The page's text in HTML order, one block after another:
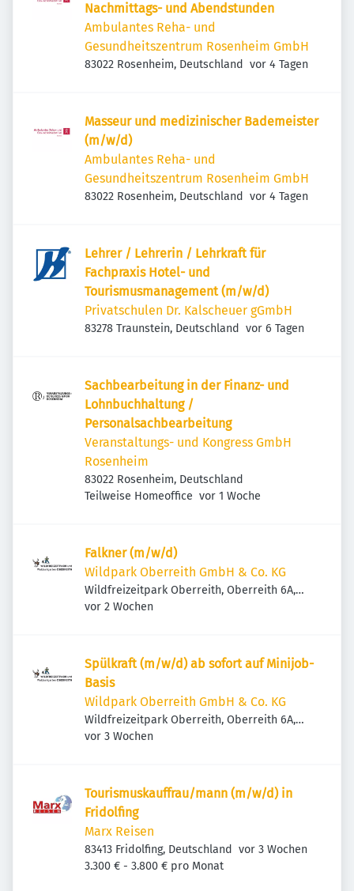
Nachmittags- und Abendstunden
Ambulantes Reha- und
Gesundheitszentrum Rosenheim GmbH
83022 Rosenheim, Deutschland Veröffentlicht
vor 4 Tagen
Masseur und medizinischer Bademeister
(m/w/d)
Ambulantes Reha- und
Gesundheitszentrum Rosenheim GmbH
83022 Rosenheim, Deutschland Veröffentlicht
vor 4 Tagen
Lehrer / Lehrerin / Lehrkraft für
Fachpraxis Hotel- und
Tourismusmanagement (m/w/d)
Privatschulen Dr. Kalscheuer gGmbH
83278 Traunstein, Deutschland Veröffentlicht
vor 6 Tagen
Sachbearbeitung in der Finanz- und
Lohnbuchhaltung /
Personalsachbearbeitung
Veranstaltungs- und Kongress GmbH
Rosenheim
83022 Rosenheim, Deutschland
Teilweise Homeoffice Veröffentlicht
vor 1 Woche
Falkner (m/w/d)
Wildpark Oberreith GmbH & Co. KG
Wildfreizeitpark Oberreith, Oberreith 6A,
83567 Unterreit, Deutschland
Veröffentlicht
vor 2 Wochen
Spülkraft (m/w/d) ab sofort auf Minijob-
Basis
Wildpark Oberreith GmbH & Co. KG
Wildfreizeitpark Oberreith, Oberreith 6A,
83567 Unterreit, Deutschland
Veröffentlicht
vor 3 Wochen
Tourismuskauffrau/mann (m/w/d) in
Fridolfing
Marx Reisen
83413 Fridolfing, Deutschland Veröffentlicht
vor 3 Wochen
3.300 € - 3.800 € pro Monat